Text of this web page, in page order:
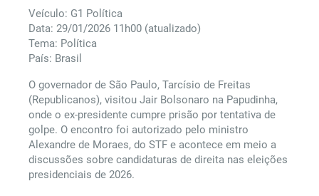
Veículo: G1 Política
Data: 29/01/2026 11h00 (atualizado)
Tema: Política
País: Brasil
O governador de São Paulo, Tarcísio de Freitas
(Republicanos), visitou Jair Bolsonaro na Papudinha,
onde o ex-presidente cumpre prisão por tentativa de
golpe. O encontro foi autorizado pelo ministro
Alexandre de Moraes, do STF e acontece em meio a
discussões sobre candidaturas de direita nas eleições
presidenciais de 2026.